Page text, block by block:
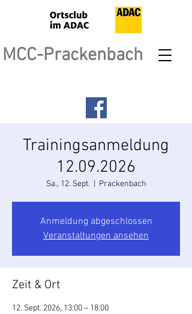
MCC-Prackenbach
Trainingsanmeldung
12.09.2026
Sa., 12. Sept. Prackenbach
Anmeldung abgeschlossen
Veranstaltungen ansehen
Zeit & Ort
12. Sept. 2026, 13:00 – 18:00